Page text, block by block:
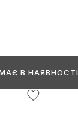
В НАЯВНОСТІ